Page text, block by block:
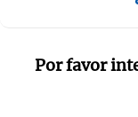
Por favor